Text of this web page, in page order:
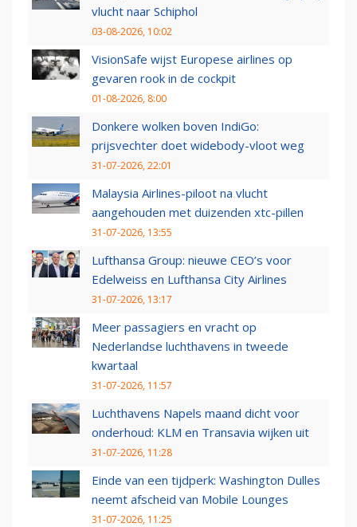
vlucht naar Schiphol
03-08-2026, 10:02
VisionSafe wijst Europese airlines op
gevaren rook in de cockpit
01-08-2026, 8:00
Donkere wolken boven IndiGo:
prijsvechter doet widebody-vloot weg
31-07-2026, 22:01
Malaysia Airlines-piloot na vlucht
aangehouden met duizenden xtc-pillen
31-07-2026, 13:55
Lufthansa Group: nieuwe CEO’s voor
Edelweiss en Lufthansa City Airlines
31-07-2026, 13:17
Meer passagiers en vracht op
Nederlandse luchthavens in tweede
kwartaal
31-07-2026, 11:57
Luchthavens Napels maand dicht voor
onderhoud: KLM en Transavia wijken uit
31-07-2026, 11:28
Einde van een tijdperk: Washington Dulles
neemt afscheid van Mobile Lounges
31-07-2026, 11:25